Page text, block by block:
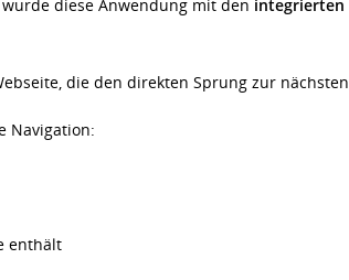
diese Anwendung mit den integrierten
die den direkten Sprung zur nächsten
Navigation:
enthält